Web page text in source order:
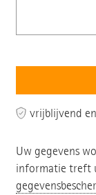
vrijblijvend
Uw gegevens
informatie treft